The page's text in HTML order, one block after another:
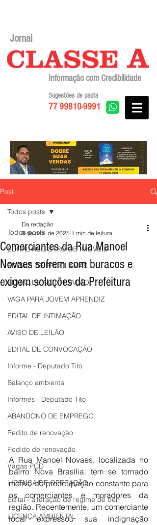
Jornal
Informação com Credibilidade
77 99810-9991
Sugestões de pauta
Post
Todos posts
EDITAL REGISTRO DE IMÓVEIS
EDITAIS DE PROCLAMAS
EDITAL DE NOTIFICAÇÃO
VAGA PARA JOVEM APRENDIZ
EDITAL DE INTIMAÇÃO
AVISO DE LEILÃO
EDITAL DE CONVOCAÇÃO
Informe - Deputado Tito
Balanço ambiental
Informes - Deputado Tito
ABANDONO DE EMPREGO
Pedito de renovação
Pedido de renovação
Vagas PCD
LICENÇA DE OPERAÇÃO
Edital - alteração de regime de ben
LICENÇA AMBIENTAL
Todos posts
Comerciantes da Rua Manoel
Novaes sofrem com buracos e
exigem soluções da Prefeitura
Da redação
9 de dez. de 2025 1 min de leitura
A Rua Manoel Novaes, localizada no
bairro Nova Brasília, tem se tornado
motivo de preocupação constante para
os comerciantes e moradores da
região. Recentemente, um comerciante
local expressou sua indignação